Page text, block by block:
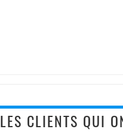
LES CLIENTS QUI